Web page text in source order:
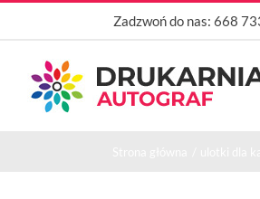
Przejdź
Zadzwoń do nas: 668